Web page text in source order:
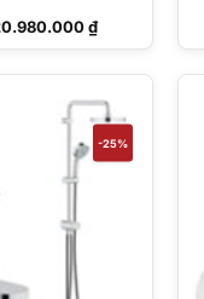
₫Giá
hiện
tại
20.980.000 ₫.
-25%